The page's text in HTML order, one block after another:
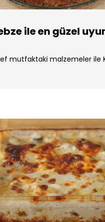
ile en güzel
mutfaktaki malzemeler ile